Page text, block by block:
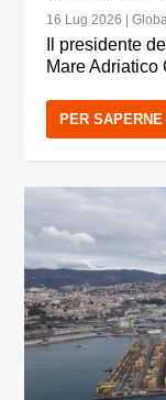
16 Lug 2026 |
Il presidente
Mare Adriatico
PER